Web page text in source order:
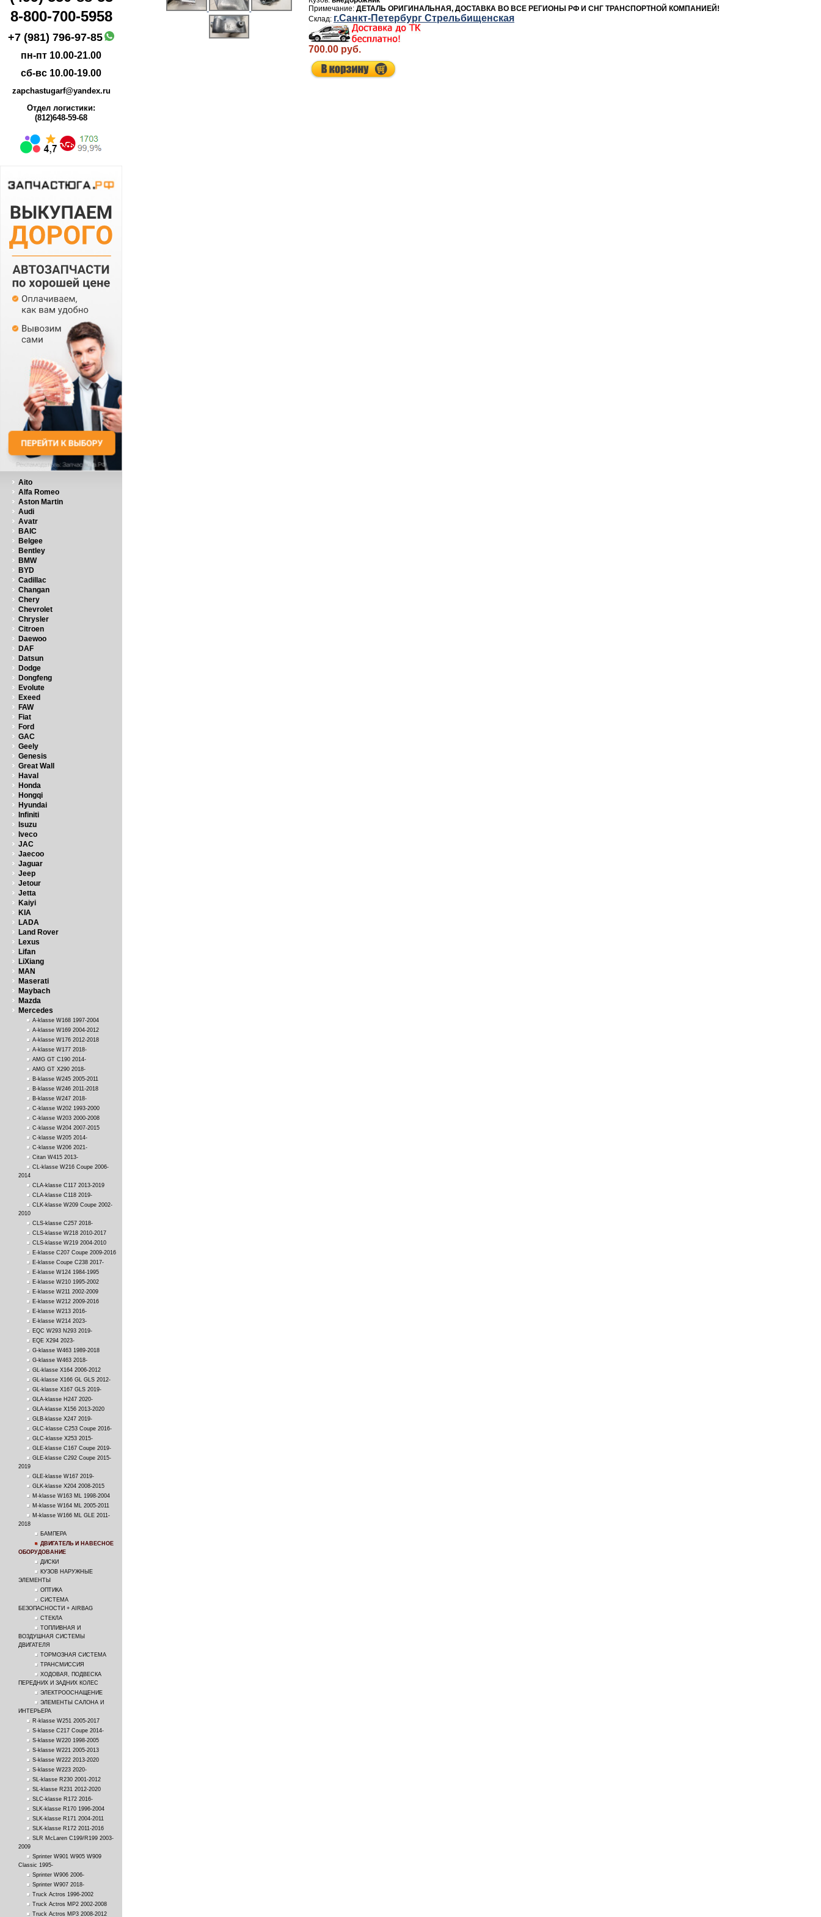
8-800-700-5958
+7 (981) 796-97-85
пн-пт 10.00-21.00
сб-вс 10.00-19.00
zapchastugarf@yandex.ru
Отдел логистики:
(812)648-59-68
Aito
Alfa Romeo
Aston Martin
Audi
Avatr
BAIC
Belgee
Bentley
BMW
BYD
Cadillac
Changan
Chery
Chevrolet
Chrysler
Citroen
Daewoo
DAF
Datsun
Dodge
Dongfeng
Evolute
Exeed
FAW
Fiat
Ford
GAC
Geely
Genesis
Great Wall
Haval
Honda
Hongqi
Hyundai
Infiniti
Isuzu
Iveco
JAC
Jaecoo
Jaguar
Jeep
Jetour
Jetta
Kaiyi
KIA
LADA
Land Rover
Lexus
Lifan
LiXiang
MAN
Maserati
Maybach
Mazda
Mercedes
A-klasse W168 1997-2004
A-klasse W169 2004-2012
A-klasse W176 2012-2018
A-klasse W177 2018-
AMG GT C190 2014-
AMG GT X290 2018-
B-klasse W245 2005-2011
B-klasse W246 2011-2018
B-klasse W247 2018-
C-klasse W202 1993-2000
C-klasse W203 2000-2008
C-klasse W204 2007-2015
C-klasse W205 2014-
C-klasse W206 2021-
Citan W415 2013-
CL-klasse W216 Coupe 2006-
2014
CLA-klasse C117 2013-2019
CLA-klasse C118 2019-
CLK-klasse W209 Coupe 2002-
2010
CLS-klasse C257 2018-
CLS-klasse W218 2010-2017
CLS-klasse W219 2004-2010
E-klasse C207 Coupe 2009-2016
E-klasse Coupe C238 2017-
E-klasse W124 1984-1995
E-klasse W210 1995-2002
E-klasse W211 2002-2009
E-klasse W212 2009-2016
E-klasse W213 2016-
E-klasse W214 2023-
EQC W293 N293 2019-
EQE X294 2023-
G-klasse W463 1989-2018
G-klasse W463 2018-
GL-klasse X164 2006-2012
GL-klasse X166 GL GLS 2012-
GL-klasse X167 GLS 2019-
GLA-klasse H247 2020-
GLA-klasse X156 2013-2020
GLB-klasse X247 2019-
GLC-klasse C253 Coupe 2016-
GLC-klasse X253 2015-
GLE-klasse C167 Coupe 2019-
GLE-klasse C292 Coupe 2015-
2019
GLE-klasse W167 2019-
GLK-klasse X204 2008-2015
M-klasse W163 ML 1998-2004
M-klasse W164 ML 2005-2011
M-klasse W166 ML GLE 2011-
2018
БАМПЕРА
ДВИГАТЕЛЬ И НАВЕСНОЕ
ОБОРУДОВАНИЕ
ДИСКИ
КУЗОВ НАРУЖНЫЕ
ЭЛЕМЕНТЫ
ОПТИКА
СИСТЕМА
БЕЗОПАСНОСТИ + AIRBAG
СТЕКЛА
ТОПЛИВНАЯ И
ВОЗДУШНАЯ СИСТЕМЫ
ДВИГАТЕЛЯ
ТОРМОЗНАЯ СИСТЕМА
ТРАНСМИССИЯ
ХОДОВАЯ, ПОДВЕСКА
ПЕРЕДНИХ И ЗАДНИХ КОЛЕС
ЭЛЕКТРООСНАЩЕНИЕ
ЭЛЕМЕНТЫ САЛОНА И
ИНТЕРЬЕРА
R-klasse W251 2005-2017
S-klasse C217 Coupe 2014-
S-klasse W220 1998-2005
S-klasse W221 2005-2013
S-klasse W222 2013-2020
S-klasse W223 2020-
SL-klasse R230 2001-2012
SL-klasse R231 2012-2020
SLC-klasse R172 2016-
SLK-klasse R170 1996-2004
SLK-klasse R171 2004-2011
SLK-klasse R172 2011-2016
SLR McLaren C199/R199 2003-
2009
Sprinter W901 W905 W909
Classic 1995-
Sprinter W906 2006-
Sprinter W907 2018-
Truck Actros 1996-2002
Truck Actros MP2 2002-2008
Truck Actros MP3 2008-2012
ДЕТАЛЬ ОРИГИНАЛЬНАЯ, ДОСТАВКА ВО ВСЕ РЕГИОНЫ РФ И СНГ ТРАНСПОРТНОЙ КОМПАНИЕЙ!
г.Санкт-Петербург Стрельбищенская
700.00 руб.